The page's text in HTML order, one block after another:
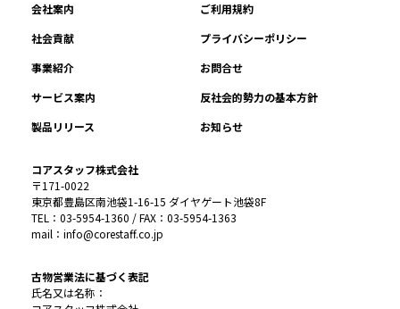
会社案内
ご利用規約
社会貢献
プライバシーポリシー
事業紹介
お問合せ
サービス案内
反社会的勢力の基本方針
製品リリース
お知らせ
コアスタッフ株式会社
〒171-0022
東京都豊島区南池袋1-16-15 ダイヤゲート池袋8F
TEL：03-5954-1360 / FAX：03-5954-1363
mail：info@corestaff.co.jp
古物営業法に基づく表記
氏名又は名称：